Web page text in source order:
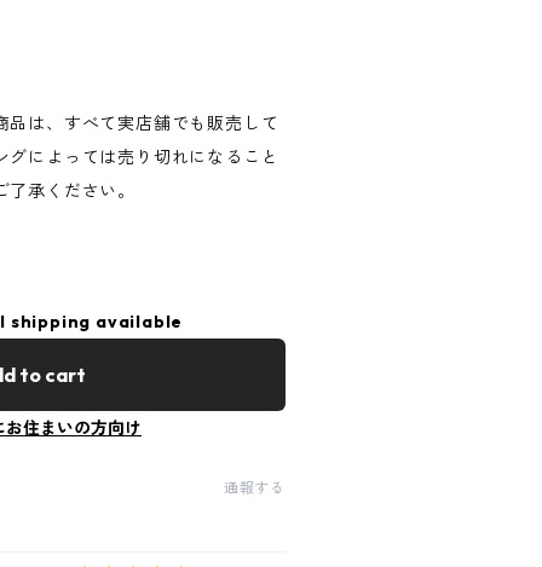
は、すべて実店舗でも販売して
によっては売り切れになること
承ください。
shipping available
to cart
お住まいの方向け
通報する